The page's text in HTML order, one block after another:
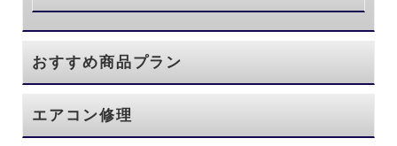
おすすめ商品プラン
エアコン修理